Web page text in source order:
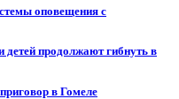
оповещения с
детей продолжают гибнуть в
в Гомеле